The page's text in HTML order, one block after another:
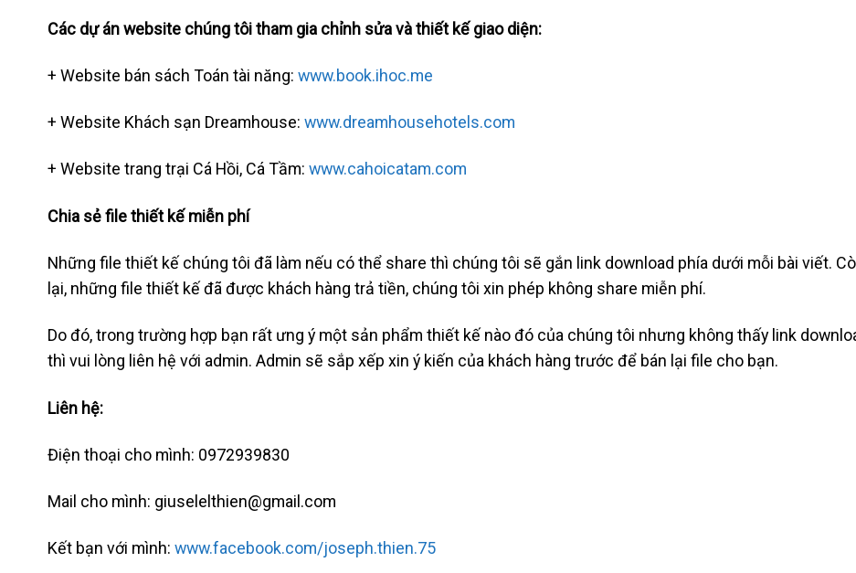
Các dự án website chúng tôi tham gia chỉnh sửa và thiết kế giao diện:
+ Website bán sách Toán tài năng: www.book.ihoc.me
+ Website Khách sạn Dreamhouse: www.dreamhousehotels.com
+ Website trang trại Cá Hồi, Cá Tầm: www.cahoicatam.com
Chia sẻ file thiết kế miễn phí
Những file thiết kế chúng tôi đã làm nếu có thể share thì chúng tôi sẽ gắn link download phía dưới mỗi bài viết.
lại, những file thiết kế đã được khách hàng trả tiền, chúng tôi xin phép không share miễn phí.
Do đó, trong trường hợp bạn rất ưng ý một sản phẩm thiết kế nào đó của chúng tôi nhưng không thấy link
thì vui lòng liên hệ với admin. Admin sẽ sắp xếp xin ý kiến của khách hàng trước để bán lại file cho bạn.
Liên hệ:
Điện thoại cho mình: 0972939830
Mail cho mình: giuselelthien@gmail.com
Kết bạn với mình: www.facebook.com/joseph.thien.75